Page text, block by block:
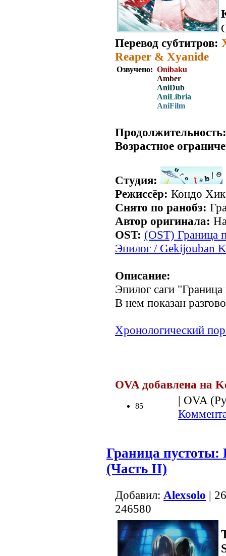
Перевод субтитров:
Reaper & Xyanide
Озвучено: Onibaku
Amber
AniDub
AniLibria
AniFilm
Продолжительность:
Возрастное
Студия:
Режиссёр: Кондо
Снято по ранобэ:
Автор оригинала:
OST: (OST) Граница
Эпилог / Gekijouban
Описание:
Эпилог саги
В нем показан
Хронологический
OVA добавлена на
85
| OVA
Граница пустоты:
(Часть II)
Добавил: Alexsolo |
246580